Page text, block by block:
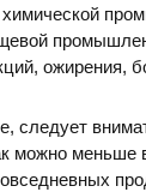
ожирения,
следует
можно